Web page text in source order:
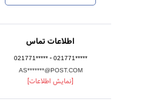
اطلاعات تماس
021771***** - 021771*****
AS*******@POST.COM
[نمایش اطلاعات]